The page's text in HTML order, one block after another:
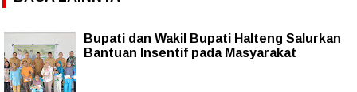
Bupati dan Wakil Bupati Halteng Salurkan
Bantuan Insentif pada Masyarakat